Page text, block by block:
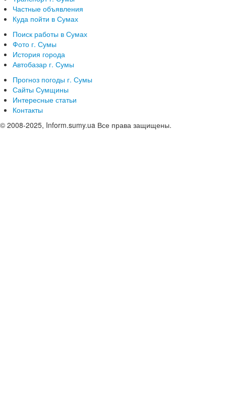
Частные объявления
Куда пойти в Сумах
Поиск работы в Сумах
Фото г. Сумы
История города
Автобазар г. Сумы
Прогноз погоды г. Сумы
Сайты Сумщины
Интересные статьи
Контакты
© 2008-2025, Inform.sumy.ua Все права защищены.